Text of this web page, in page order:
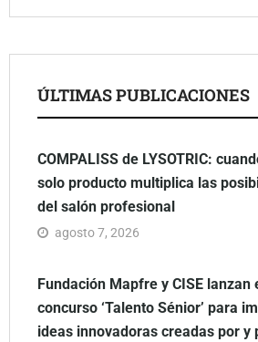
ÚLTIMAS PUBLICACIONES
COMPALISS de LYSOTRIC:
solo producto multiplica las
del salón profesional
agosto 7, 2026
Fundación Mapfre y CISE lanzan
concurso ‘Talento Sénior’ para
ideas innovadoras creadas por y